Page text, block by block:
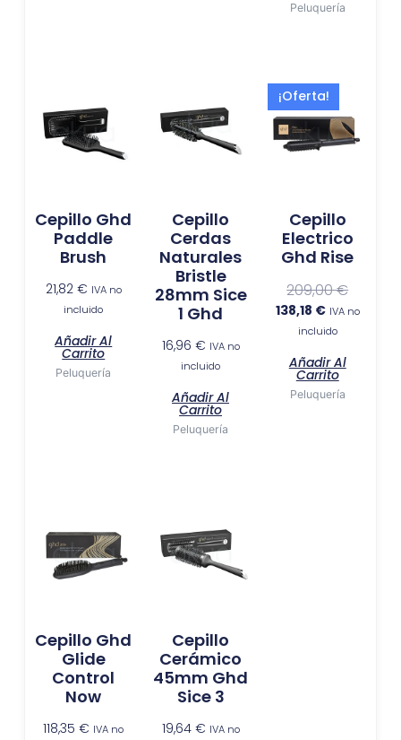
Peluquería
Cepillo Ghd
Paddle
Brush
21,82 € IVA no
incluido
Añadir Al
Carrito
Peluquería
Cepillo
Cerdas
Naturales
Bristle
28mm Sice
1 Ghd
16,96 € IVA no
incluido
Añadir Al
Carrito
Peluquería
¡Oferta!
Cepillo
Electrico
Ghd Rise
209,00€
original
era:
138,18 €
El
precio
actual
es:
IVA no
incluido
Añadir Al
Carrito
Peluquería
Cepillo Ghd
Glide
Control
Now
118,35€ IVA no
Cepillo
Cerámico
45mm Ghd
Sice 3
19,64 € IVA no